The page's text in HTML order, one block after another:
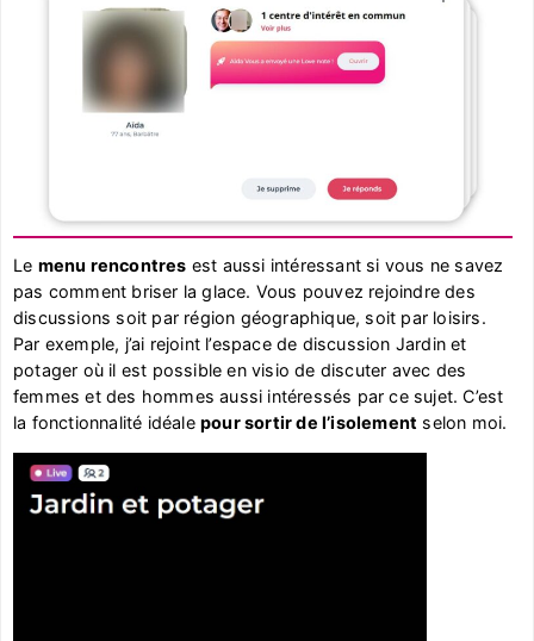
Le menu rencontres est aussi intéressant si vous ne savez
pas comment briser la glace. Vous pouvez rejoindre des
discussions soit par région géographique, soit par loisirs.
Par exemple, j’ai rejoint l’espace de discussion Jardin et
potager où il est possible en visio de discuter avec des
femmes et des hommes aussi intéressés par ce sujet. C’est
la fonctionnalité idéale pour sortir de l’isolement selon moi.